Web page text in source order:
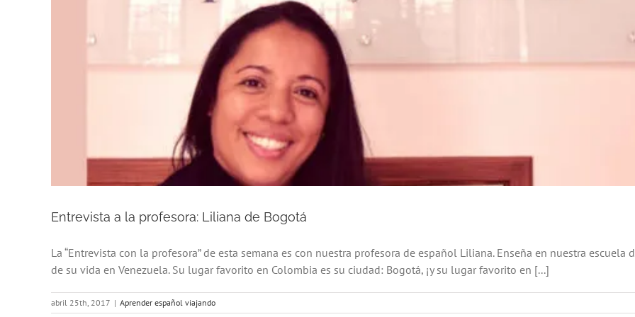
Entrevista a la profesora: Liliana de Bogotá
La “Entrevista con la profesora” de esta semana es con nuestra profesora de español Liliana. Enseña en nuestra
de su vida en Venezuela. Su lugar favorito en Colombia es su ciudad: Bogotá, ¡y su lugar favorito en [...]
abril 25th, 2017 | Aprender español viajando